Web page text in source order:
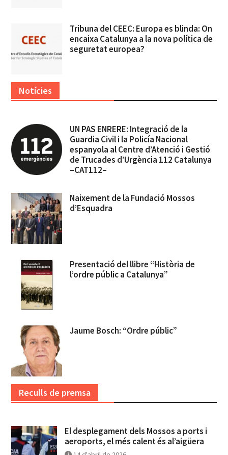
Tribuna del CEEC: Europa es blinda: On
encaixa Catalunya a la nova política de
seguretat europea?
Notícies
UN PAS ENRERE: Integració de la
Guardia Civil i la Policía Nacional
espanyola al Centre d’Atenció i Gestió
de Trucades d’Urgència 112 Catalunya
–CAT112–
Naixement de la Fundació Mossos
d’Esquadra
Presentació del llibre “Història de
l’ordre públic a Catalunya”
Jaume Bosch: “Ordre públic”
Reculls de premsa
El desplegament dels Mossos a ports i
aeroports, el més calent és al’aigüera